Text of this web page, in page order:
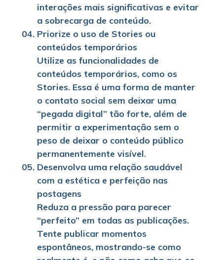
interações mais significativas e evitar
a sobrecarga de conteúdo.
Priorize o uso de Stories ou
conteúdos temporários
Utilize as funcionalidades de
conteúdos temporários, como os
Stories. Essa é uma forma de manter
o contato social sem deixar uma
“pegada digital” tão forte, além de
permitir a experimentação sem o
peso de deixar o conteúdo público
permanentemente visível.
Desenvolva uma relação saudável
com a estética e perfeição nas
postagens
Reduza a pressão para parecer
“perfeito” em todas as publicações.
Tente publicar momentos
espontâneos, mostrando-se como